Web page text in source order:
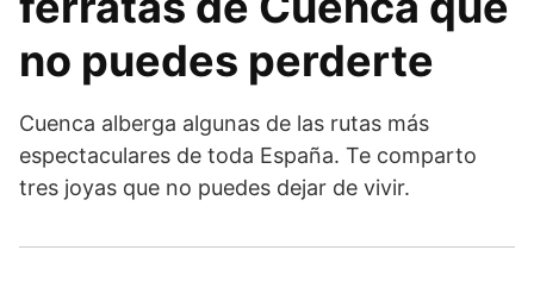
no puedes perderte
Cuenca alberga algunas de las rutas más
espectaculares de toda España. Te comparto
tres joyas que no puedes dejar de vivir.